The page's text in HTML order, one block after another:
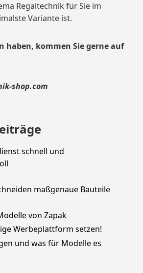
Regaltechnik für Sie im
Variante ist.
haben, kommen Sie gerne auf
shop.com
schnell und
maßgenaue Bauteile
von Zapak
Werbeplattform setzen!
und was für Modelle es